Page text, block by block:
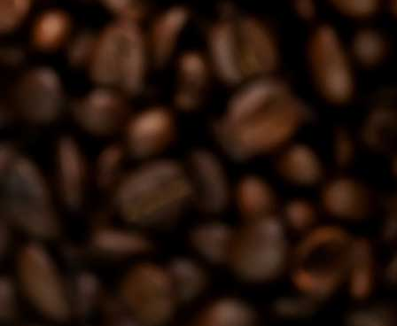
Organigrama IDIS
Anunțuri
Consiliul consulativ internațional IDIS
Proces democratic
Agenda Națională de Business
Puterea hibridă
15 minute de realism economic
Trend Hunter
Aplică la BUNELE PRACTICI
Transparența întreprinderilor de stat